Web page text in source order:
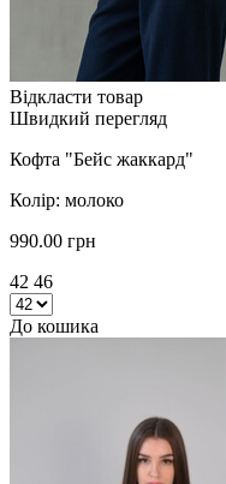
Відкласти товар
Швидкий перегляд
Кофта "Бейс жаккард"
Колір: молоко
990.00 грн
42 46
До кошика